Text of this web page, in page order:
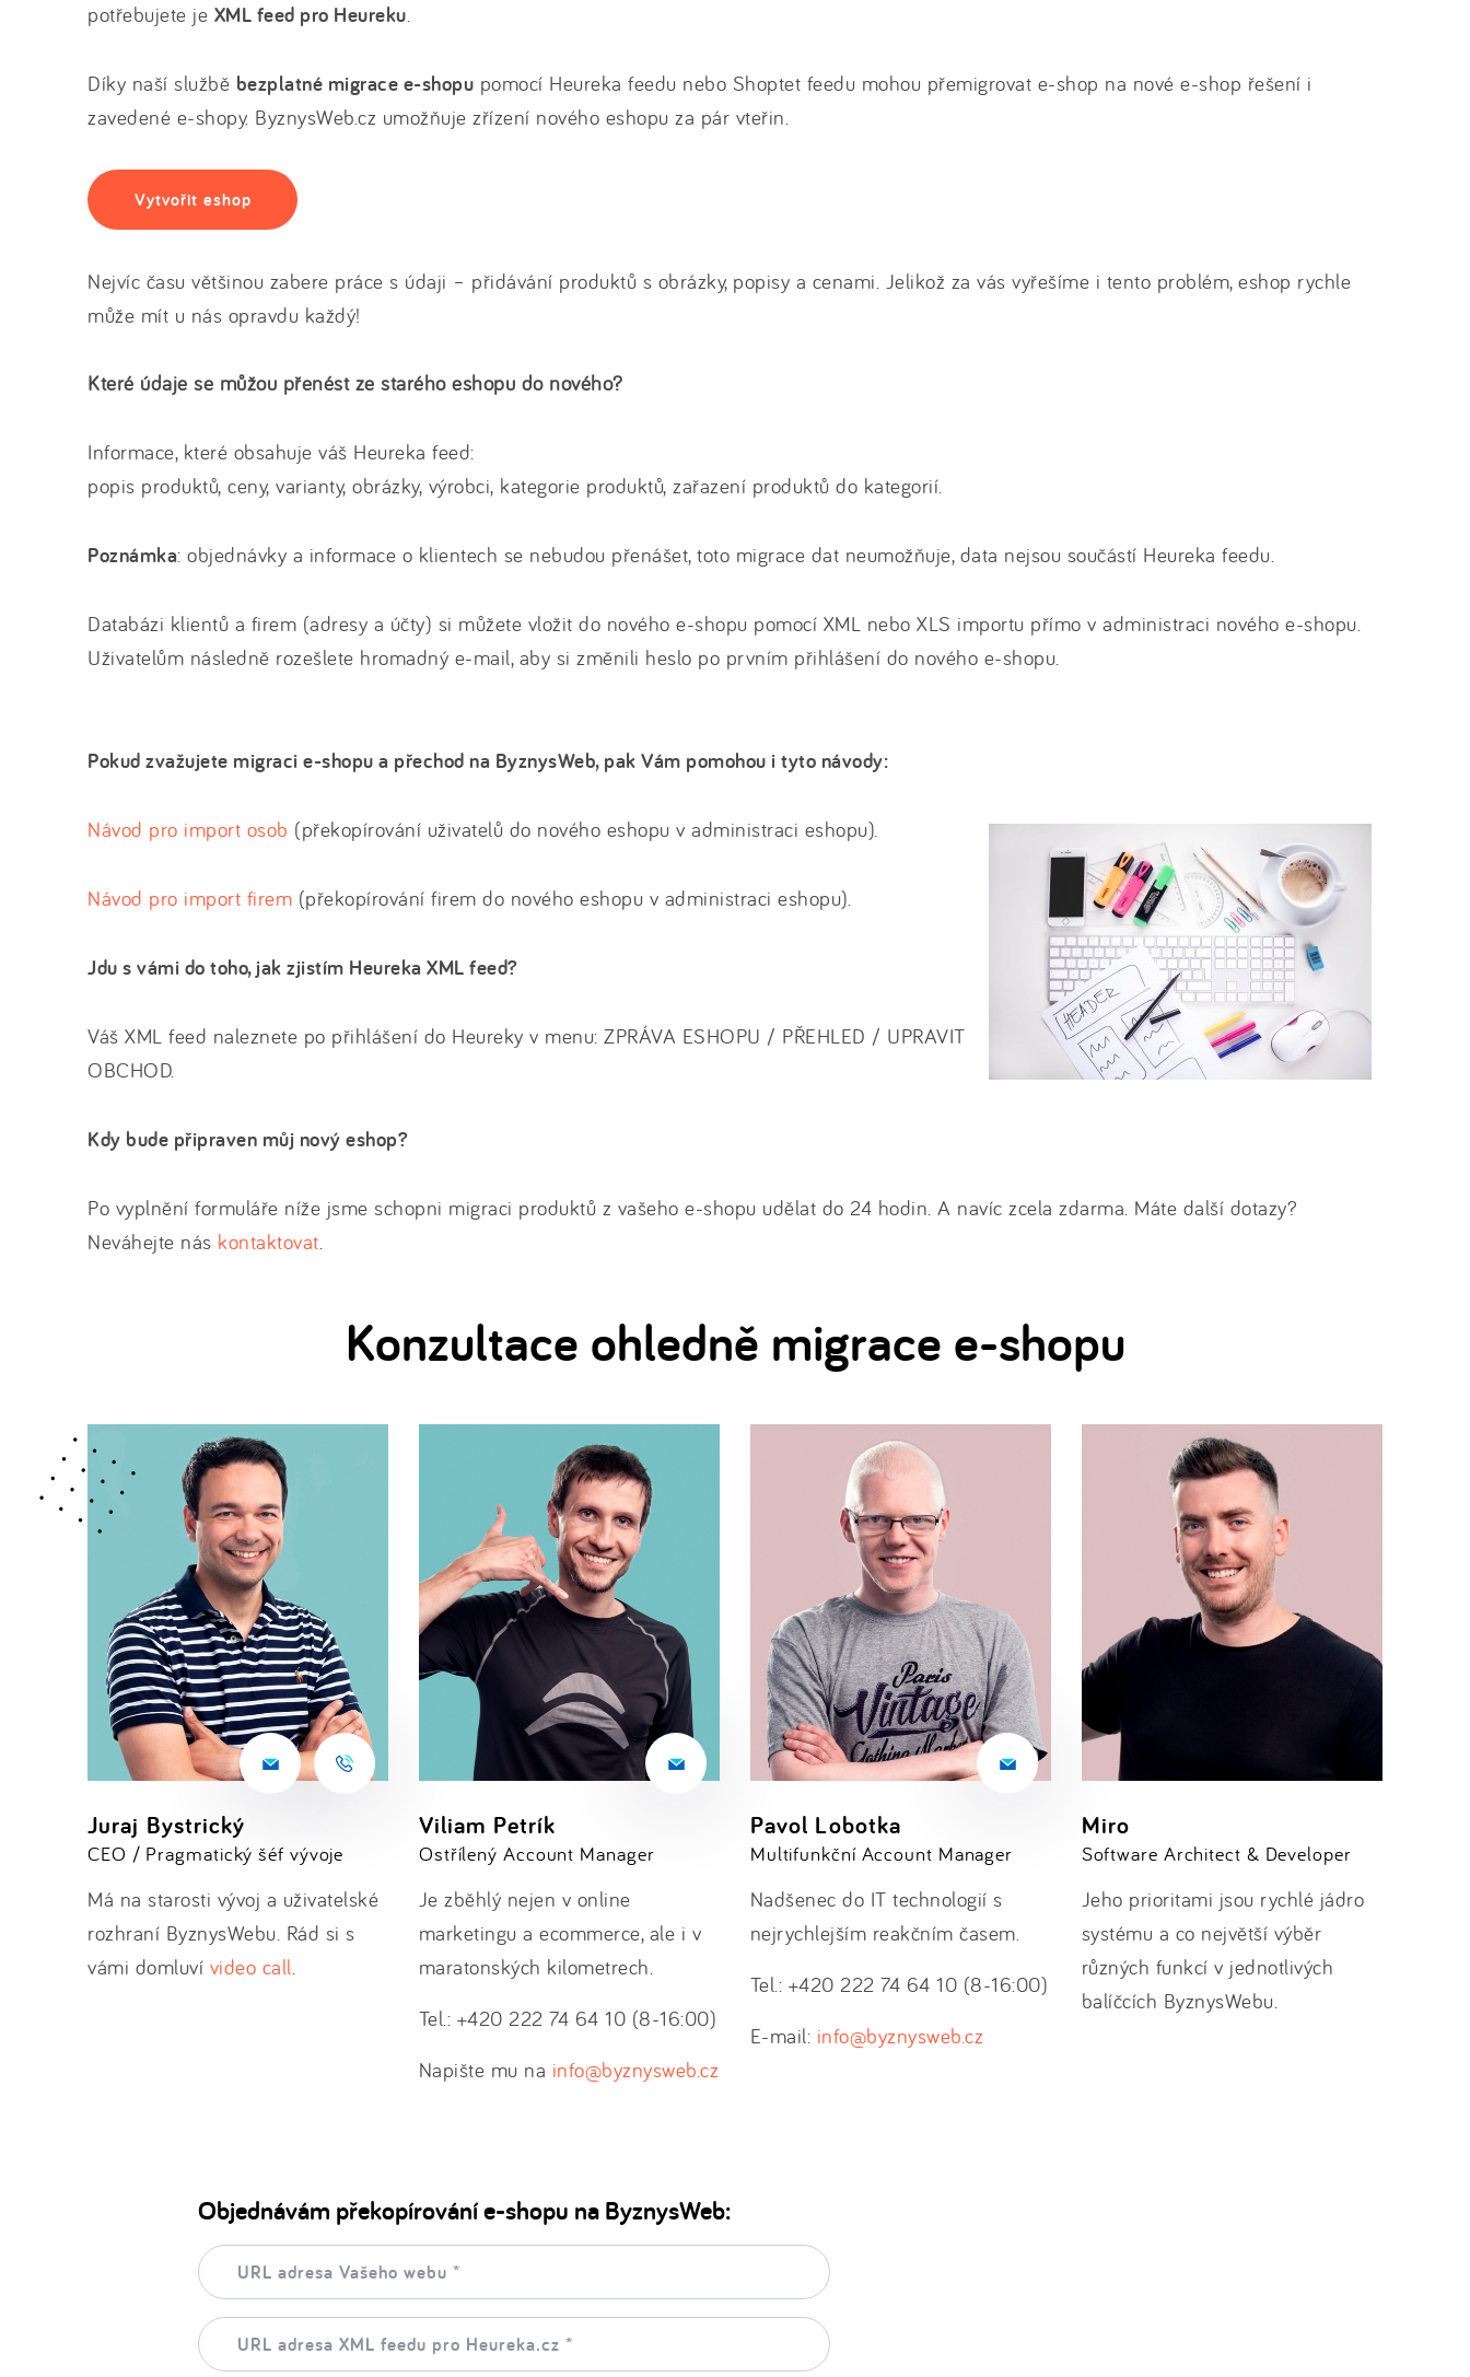
potřebujete je XML feed pro Heureku.
Díky naší službě bezplatné migrace e-shopu pomocí Heureka feedu nebo Shoptet feedu mohou přemigrovat e-shop na nové e-shop řešení i
zavedené e-shopy. ByznysWeb.cz umožňuje zřízení nového eshopu za pár vteřin.
Vytvořit eshop
Nejvíc času většinou zabere práce s údaji – přidávání produktů s obrázky, popisy a cenami. Jelikož za vás vyřešíme i tento problém, eshop rychle
může mít u nás opravdu každý!
Které údaje se můžou přenést ze starého eshopu do nového?
Informace, které obsahuje váš Heureka feed:
popis produktů, ceny, varianty, obrázky, výrobci, kategorie produktů, zařazení produktů do kategorií.
Poznámka: objednávky a informace o klientech se nebudou přenášet, toto migrace dat neumožňuje, data nejsou součástí Heureka feedu.
Databázi klientů a firem (adresy a účty) si můžete vložit do nového e-shopu pomocí XML nebo XLS importu přímo v administraci nového e-shopu.
Uživatelům následně rozešlete hromadný e-mail, aby si změnili heslo po prvním přihlášení do nového e-shopu.
Pokud zvažujete migraci e-shopu a přechod na ByznysWeb, pak Vám pomohou i tyto návody:
Návod pro import osob (překopírování uživatelů do nového eshopu v administraci eshopu).
Návod pro import firem (překopírování firem do nového eshopu v administraci eshopu).
Jdu s vámi do toho, jak zjistím Heureka XML feed?
Váš XML feed naleznete po přihlášení do Heureky v menu: ZPRÁVA ESHOPU / PŘEHLED / UPRAVIT
OBCHOD.
Kdy bude připraven můj nový eshop?
Po vyplnění formuláře níže jsme schopni migraci produktů z vašeho e-shopu udělat do 24 hodin. A navíc zcela zdarma. Máte další dotazy?
Neváhejte nás kontaktovat.
Konzultace ohledně migrace e-shopu
Juraj Bystrický
CEO / Pragmatický šéf vývoje
Má na starosti vývoj a uživatelské
rozhraní ByznysWebu. Rád si s
vámi domluví video call.
Viliam Petrík
Ostřílený Account Manager
Je zběhlý nejen v online
marketingu a ecommerce, ale i v
maratonských kilometrech.
Tel.: +420 222 74 64 10 (8-16:00)
Napište mu na info@byznysweb.cz
Pavol Lobotka
Multifunkční Account Manager
Nadšenec do IT technologií s
nejrychlejším reakčním časem.
Tel.: +420 222 74 64 10 (8-16:00)
E-mail: info@byznysweb.cz
Miro
Software Architect & Developer
Jeho prioritami jsou rychlé jádro
systému a co největší výběr
různých funkcí v jednotlivých
balíčcích ByznysWebu.
Objednávám překopírování e-shopu na ByznysWeb:
URL
adresa
Vašeho
webu:
*
URL
adresa